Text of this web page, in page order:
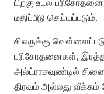
மதிப்பீடு செய்யப்படும்.
சிலருக்கு
பரிசோதனைகள்,
அல்ட்ராசவுண்டில்
திரவம் அல்லது வீக்கம்